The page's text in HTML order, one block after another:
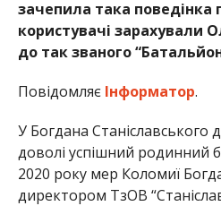
зачепила така поведінка
користувачі зарахували
до так званого
Повідомляє Інформатор.
У Богдана Станіславського
доволі успішний родинний
2020 року мер Коломиї
директором ТзОВ